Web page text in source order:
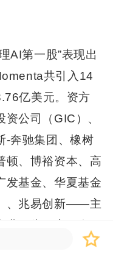
AI第一股”表现出
共引入14
亿美元。资方
公司（GIC）、
-奔驰集团、橡树
顿、博裕资本、高
发基金、华夏基金
、兆易创新——主